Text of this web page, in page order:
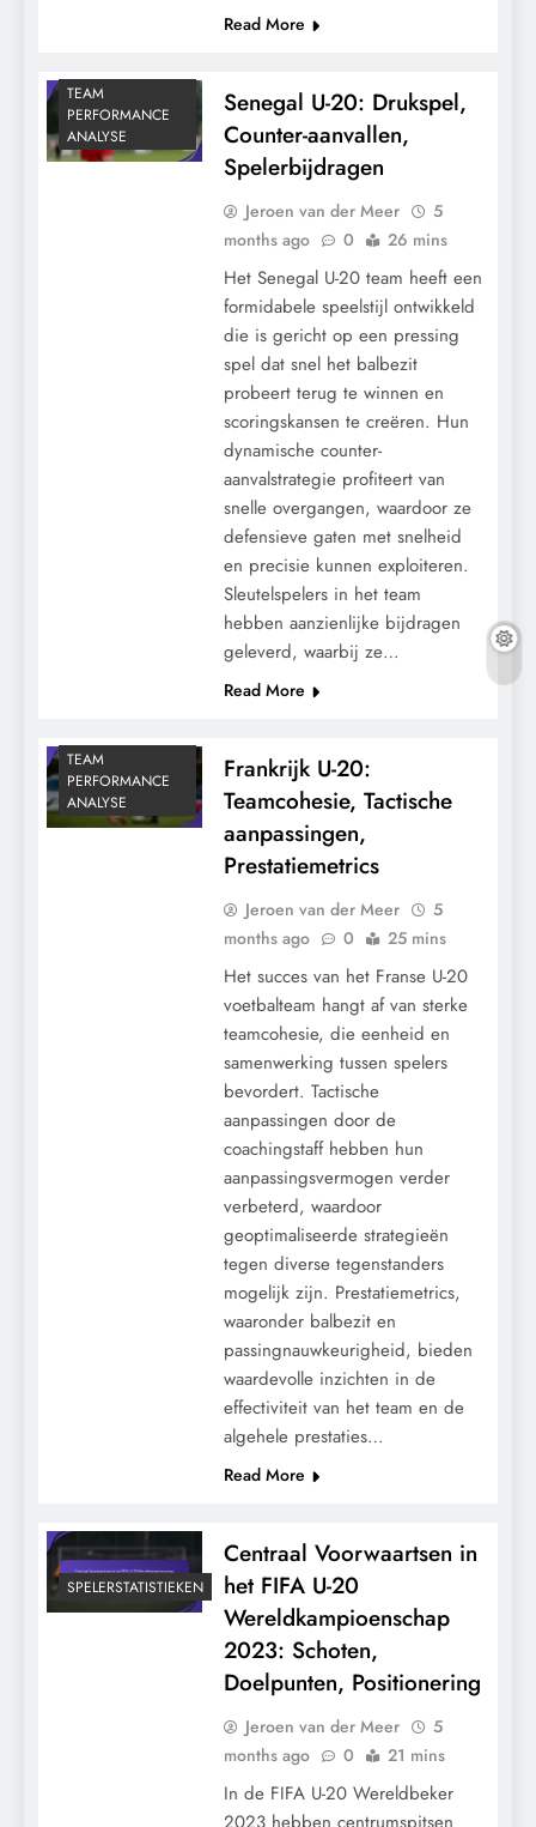
Read More
TEAM
PERFORMANCE
ANALYSE
Senegal U-20: Drukspel,
Counter-aanvallen,
Spelerbijdragen
Jeroen van der Meer
5
months ago
0 26 mins
Het Senegal U-20 team heeft een
formidabele speelstijl ontwikkeld
die is gericht op een pressing
spel dat snel het balbezit
probeert terug te winnen en
scoringskansen te creëren. Hun
dynamische counter-
aanvalstrategie profiteert van
snelle overgangen, waardoor ze
defensieve gaten met snelheid
en precisie kunnen exploiteren.
Sleutelspelers in het team
hebben aanzienlijke bijdragen
geleverd, waarbij ze…
Read More
TEAM
PERFORMANCE
ANALYSE
Frankrijk U-20:
Teamcohesie, Tactische
aanpassingen,
Prestatiemetrics
Jeroen van der Meer
5
months ago
0 25 mins
Het succes van het Franse U-20
voetbalteam hangt af van sterke
teamcohesie, die eenheid en
samenwerking tussen spelers
bevordert. Tactische
aanpassingen door de
coachingstaff hebben hun
aanpassingsvermogen verder
verbeterd, waardoor
geoptimaliseerde strategieën
tegen diverse tegenstanders
mogelijk zijn. Prestatiemetrics,
waaronder balbezit en
passingnauwkeurigheid, bieden
waardevolle inzichten in de
effectiviteit van het team en de
algehele prestaties…
Read More
SPELERSTATISTIEKEN
Centraal Voorwaartsen in
het FIFA U-20
Wereldkampioenschap
2023: Schoten,
Doelpunten, Positionering
Jeroen van der Meer
5
months ago
0 21 mins
In de FIFA U-20 Wereldbeker